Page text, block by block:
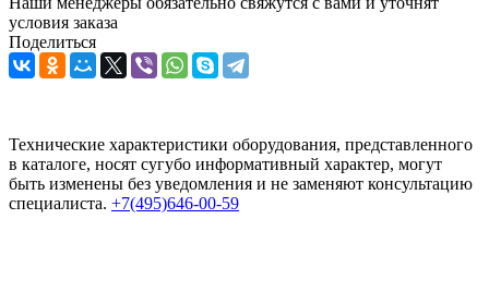
условия заказа
Поделиться
Технические характеристики оборудования, представленного
в каталоге, носят сугубо информативный характер, могут
быть изменены без уведомления и не заменяют консультацию
специалиста. +7(495)646-00-59